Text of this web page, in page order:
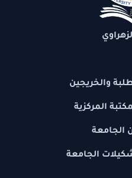
والخريجين
المركزية
الجامعة
الجامعة